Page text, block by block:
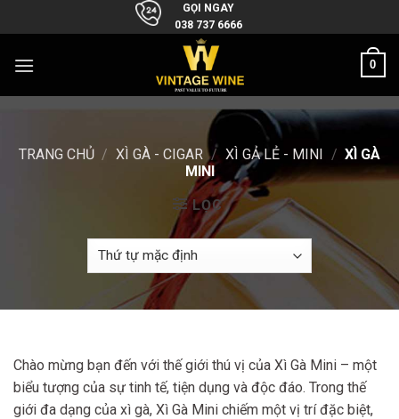
to
GỌI NGAY
038 737 6666
0
TRANG CHỦ / XÌ GÀ - CIGAR / XÌ GẢ LẺ - MINI / XÌ GÀ
MINI
LỌC
Chào mừng bạn đến với thế giới thú vị của Xì Gà Mini – một
biểu tượng của sự tinh tế, tiện dụng và độc đáo. Trong thế
giới đa dạng của xì gà, Xì Gà Mini chiếm một vị trí đặc biệt,